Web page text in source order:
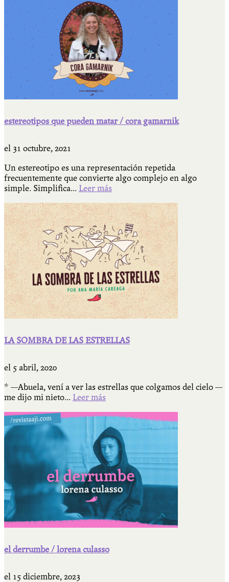
estereotipos que pueden matar / cora gamarnik
el 31 octubre, 2021
Un estereotipo es una representación repetida
frecuentemente que convierte algo complejo en algo
simple. Simplifica... Leer más
LA SOMBRA DE LAS ESTRELLAS
el 5 abril, 2020
* —Abuela, vení a ver las estrellas que colgamos del cielo —
me dijo mi nieto... Leer más
el derrumbe / lorena culasso
el 15 diciembre, 2023